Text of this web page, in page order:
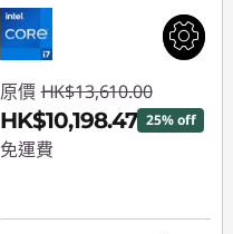
原價 HK$13,610.00
HK$10,198.47 25% off
免運費